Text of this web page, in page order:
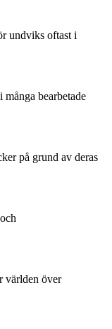
undviks oftast i
bearbetade
på grund av deras
världen över